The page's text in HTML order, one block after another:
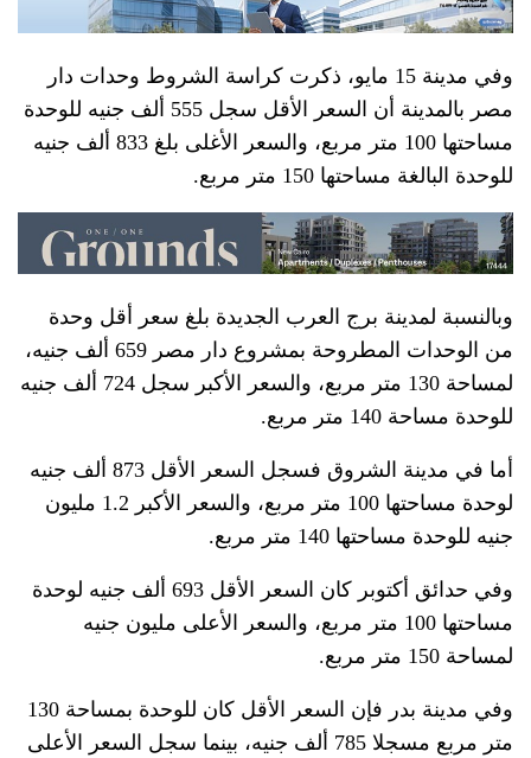
وفي مدينة 15 مايو، ذكرت كراسة الشروط وحدات دار
مصر بالمدينة أن السعر الأقل سجل 555 ألف جنيه للوحدة
مساحتها 100 متر مربع، والسعر الأغلى بلغ 833 ألف جنيه
للوحدة البالغة مساحتها 150 متر مربع.
وبالنسبة لمدينة برج العرب الجديدة بلغ سعر أقل وحدة
من الوحدات المطروحة بمشروع دار مصر 659 ألف جنيه،
لمساحة 130 متر مربع، والسعر الأكبر سجل 724 ألف جنيه
للوحدة مساحة 140 متر مربع.
أما في مدينة الشروق فسجل السعر الأقل 873 ألف جنيه
لوحدة مساحتها 100 متر مربع، والسعر الأكبر 1.2 مليون
جنيه للوحدة مساحتها 140 متر مربع.
وفي حدائق أكتوبر كان السعر الأقل 693 ألف جنيه لوحدة
مساحتها 100 متر مربع، والسعر الأعلى مليون جنيه
لمساحة 150 متر مربع.
وفي مدينة بدر فإن السعر الأقل كان للوحدة بمساحة 130
متر مربع مسجلا 785 ألف جنيه، بينما سجل السعر الأعلى